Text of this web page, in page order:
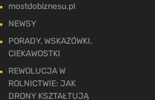
mostdobiznesu.pl
NEWSY
PORADY, WSKAZÓWKI,
CIEKAWOSTKI
REWOLUCJA W
ROLNICTWIE: JAK
DRONY KSZTAŁTUJĄ